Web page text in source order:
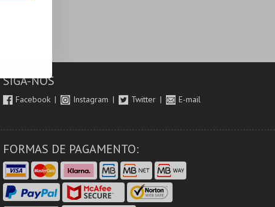
SIGA-NOS
Facebook Instagram Twitter E-mail
FORMAS DE PAGAMENTO: